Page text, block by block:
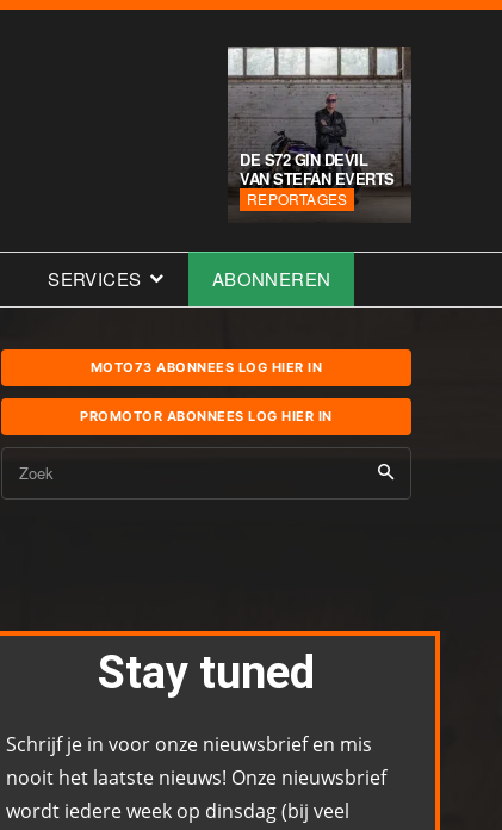
DE S72 GIN DEVIL
VAN STEFAN EVERTS
REPORTAGES
SERVICES ABONNEREN
MOTO73 ABONNEES LOG HIER IN
PROMOTOR ABONNEES LOG HIER IN
Zoek
Stay tuned
Schrijf je in voor onze nieuwsbrief en mis
nooit het laatste nieuws! Onze nieuwsbrief
wordt iedere week op dinsdag (bij veel